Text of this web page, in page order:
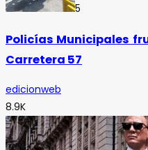
5
Policías Municipales
Carretera 57
edicionweb
8.9K